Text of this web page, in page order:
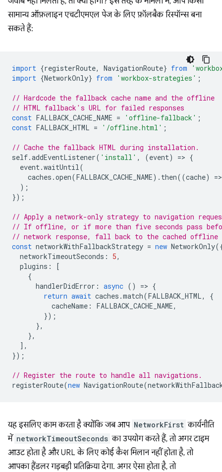
सामान्य ऑफ़लाइन एचटीएमएल पेज के लिए फ़ॉलबैक रिस्पॉन्स बना
सकते हैं:
import {registerRoute, NavigationRoute} from
import {NetworkOnly} from 'workbox-strategies' ;
// Hardcode the fallback cache name and the offline
// HTML fallback's URL for failed responses
const FALLBACK_CACHE_NAME = 'offline-fallback' ;
const FALLBACK_HTML = '/offline.html' ;
// Cache the fallback HTML during installation.
self.addEventListener( 'install' , (event) => {
event.waitUntil(
caches .open(FALLBACK_CACHE_NAME). then((cache) =>
);
});
// Apply a network-only strategy to navigation
// If offline, or if more than five seconds pass
// network response, fall back to the cached offline
const networkWithFallbackStrategy = new NetworkOnly
networkTimeoutSeconds : 5,
plugins :
[
{
handlerDidError : async () => {
return await caches .match(FALLBACK_HTML,
{
cacheName : FALLBACK_CACHE_NAME,
});
},
},
],
});
// Register the route to handle all navigations.
registerRoute(new NavigationRoute(
यह इसलिए काम करता है क्योंकि जब आप NetworkFirst कार्यनीति
में networkTimeoutSeconds का उपयोग करते हैं, तो अगर टाइम
आउट होता है और URL के लिए कोई कैश मिलान नहीं होता है, तो
आपका हैंडलर गड़बड़ी प्रतिक्रिया देगा. अगर ऐसा होता है, तो